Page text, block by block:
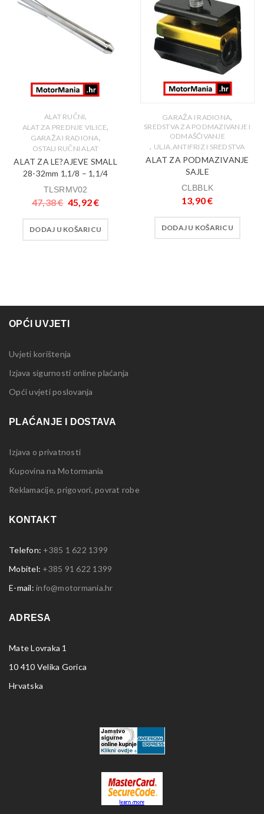
ALAT RUČNI,
ALAT ZA PREDNJE VILICE,
GARAŽA I RADIONA,
OSTALI RUČNI ALAT
ALAT ZA LE?AJEVE SMALL
28-32mm 1,1/8 – 1,1/4
TLSRMV02
47,38€ 45,92€
DODAJ U KOŠARICU
GARAŽA I RADIONA,
SREDSTVA ZA PODMAZIVANJE I
ODMAŠĆIVANJE
, ULJA,ANTIFRIZ I SREDSTVA
ALAT ZA PODMAZIVANJE
SAJLE
CLBBLK
13,90€
DODAJ U KOŠARICU
OPĆI UVJETI
Uvjeti korištenja
Izjava sigurnosti online plaćanja
Opći uvjeti poslovanja
PLAĆANJE I DOSTAVA
Izjava o privatnosti
Kupovina na Motormania
Reklamacije, prigovori, povrat robe
KONTAKT
Telefon: +385 1 622 1399
Mobitel: +385 91 622 1399
E-mail: info@motormania.hr
ADRESA
Mate Lovraka 1
10 410 Velika Gorica
Hrvatska